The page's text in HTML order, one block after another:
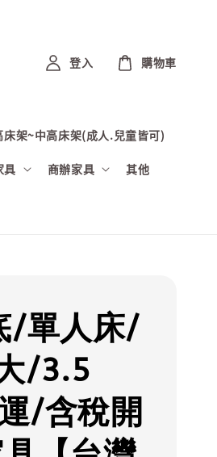
床架~中高床架(成人.兒童皆可)
具 商辦家具 其他
登入 購物車
/單人床/
/3.5
/含稅開